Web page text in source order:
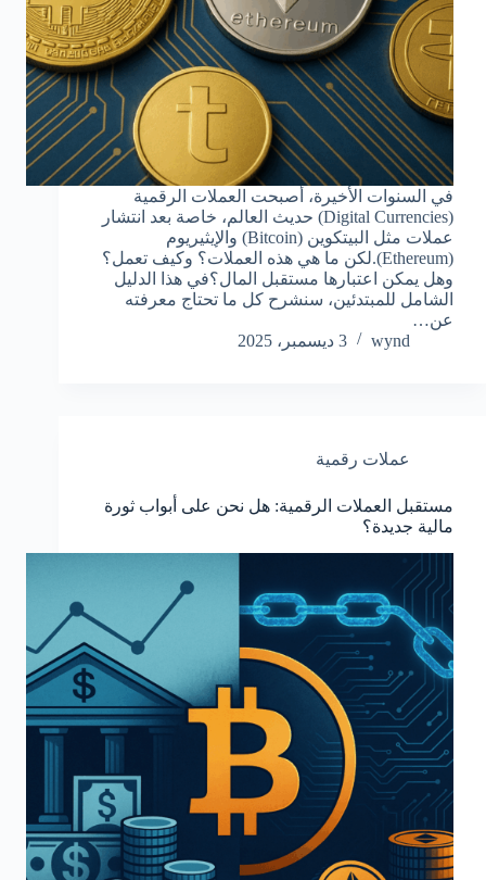
في السنوات الأخيرة، أصبحت العملات الرقمية
(Digital Currencies) حديث العالم، خاصة بعد انتشار
عملات مثل البيتكوين (Bitcoin) والإيثيريوم
(Ethereum).لكن ما هي هذه العملات؟ وكيف تعمل؟
وهل يمكن اعتبارها مستقبل المال؟في هذا الدليل
الشامل للمبتدئين، سنشرح كل ما تحتاج معرفته
عن…
wynd
3 ديسمبر، 2025
عملات رقمية
مستقبل العملات الرقمية: هل نحن على أبواب ثورة
مالية جديدة؟